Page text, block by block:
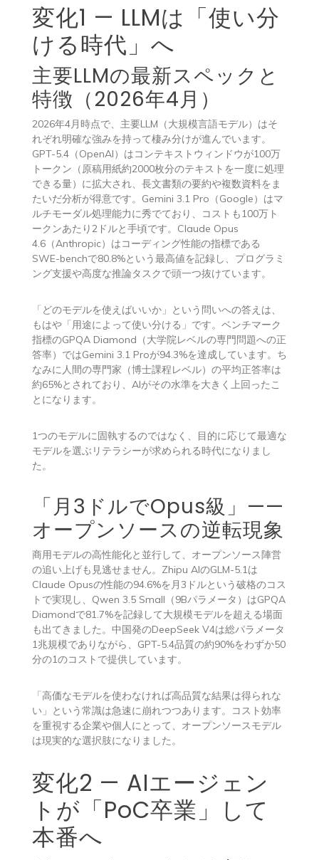
変化1 — LLMは「使い分
ける時代」へ
主要LLMの最新スペックと
特徴（2026年4月）
2026年4月時点で、主要LLM（大規模言語モデル）はそ
れぞれ明確な強みを持って棲み分けが進んでいます。
GPT-5.4（OpenAI）はコンテキストウィンドウが100万
トークン（原稿用紙約2000枚分のテキストを一度に処理
できる量）に拡大され、長文書類の要約や複数資料をま
たいだ分析が得意です。Gemini 3.1 Pro（Google）はマ
ルチモーダル処理能力に秀でており、コストも100万ト
ークンあたり2ドルと手頃です。Claude Opus
4.6（Anthropic）はコーディング性能の指標である
SWE-benchで80.8%という最高値を記録し、プログラミ
ング支援や高度な推論タスクで頭一つ抜けています。
「どのモデルを使えばいいか」という問いへの答えは、
もはや「用途によって使い分ける」です。ベンチマーク
指標のGPQA Diamond（大学院レベルの専門問題への正
答率）ではGemini 3.1 Proが94.3%を達成しています。ち
なみに人間の専門家（博士課程レベル）の平均正答率は
約65%とされており、AIがその水準を大きく上回ったこ
とになります。
1つのモデルに固執するのではなく、目的に応じて最適な
モデルを選ぶリテラシーが求められる時代になりまし
た。
「月3ドルでOpus級」——
オープンソースの逆転現象
商用モデルの高性能化と並行して、オープンソース陣営
の追い上げも見逃せません。Zhipu AIのGLM-5.1は
Claude Opusの性能の94.6%を月3ドルという破格のコス
トで実現し、Qwen 3.5 Small（9Bパラメータ）はGPQA
Diamondで81.7%を記録して大規模モデルを超える場面
も出てきました。中国発のDeepSeek V4は総パラメータ
1兆規模でありながら、GPT-5.4品質の約90%をわずか50
分の1のコストで提供しています。
「高価なモデルを使わなければ高品質な結果は得られな
い」という常識は急速に崩れつつあります。コスト効率
を重視する企業や個人にとって、オープンソースモデル
は現実的な選択肢になりました。
変化2 — AIエージェン
トが「PoC卒業」して
本番へ